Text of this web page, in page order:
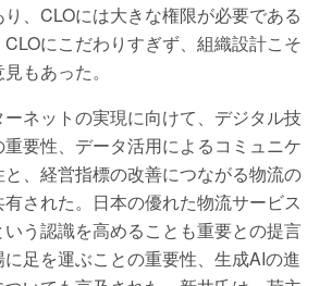
、CLOには大きな権限が必要である
にこだわりすぎず、組織設計こそ
もあった。
ネットの実現に向けて、デジタル技
要性、データ活用によるコミュニケ
、経営指標の改善につながる物流の
された。日本の優れた物流サービス
う認識を高めることも重要との提言
足を運ぶことの重要性、生成AIの進